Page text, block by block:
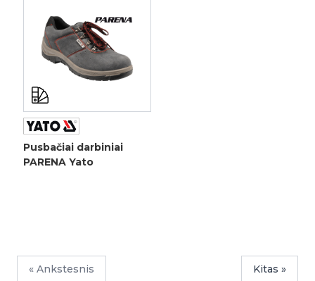
Pusbačiai darbiniai
PARENA Yato
« Ankstesnis Kitas »